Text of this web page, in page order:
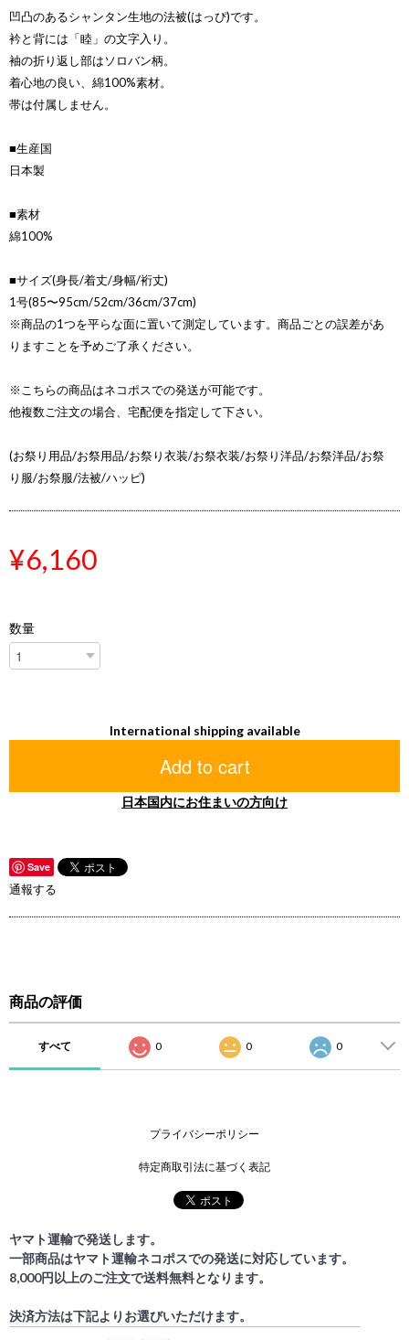
凹凸のあるシャンタン生地の法被(はっぴ)です。
衿と背には「睦」の文字入り。
袖の折り返し部はソロバン柄。
着心地の良い、綿100%素材。
帯は付属しません。
■生産国
日本製
■素材
綿100%
■サイズ(身長/着丈/身幅/裄丈)
1号(85〜95cm/52cm/36cm/37cm)
※商品の1つを平らな面に置いて測定しています。商品ごとの誤差があ
りますことを予めご了承ください。
※こちらの商品はネコポスでの発送が可能です。
他複数ご注文の場合、宅配便を指定して下さい。
(お祭り用品/お祭用品/お祭り衣装/お祭衣装/お祭り洋品/お祭洋品/お祭
り服/お祭服/法被/ハッピ)
¥6,160
数量
International shipping available
Add to cart
日本国内にお住まいの方向け
Save
通報する
商品の評価
すべて 0 0 0
プライバシーポリシー
特定商取引法に基づく表記
ヤマト運輸で発送します。
一部商品はヤマト運輸ネコポスでの発送に対応しています。
8,000円以上のご注文で送料無料となります。
決済方法は下記よりお選びいただけます。